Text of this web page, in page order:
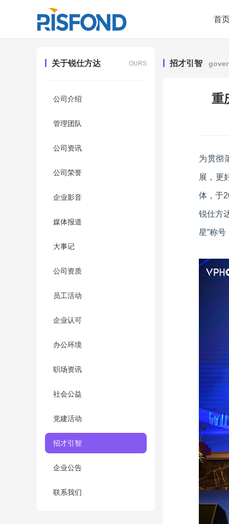
首
关于锐仕方达 OURS
公司介绍
管理团队
公司资讯
公司荣誉
企业影音
媒体报道
大事记
公司资质
员工活动
企业认可
办公环境
职场资讯
社会公益
党建活动
招才引智
企业公告
联系我们
招才引智
重
为贯彻
展，更
体，于
锐仕方
星”称